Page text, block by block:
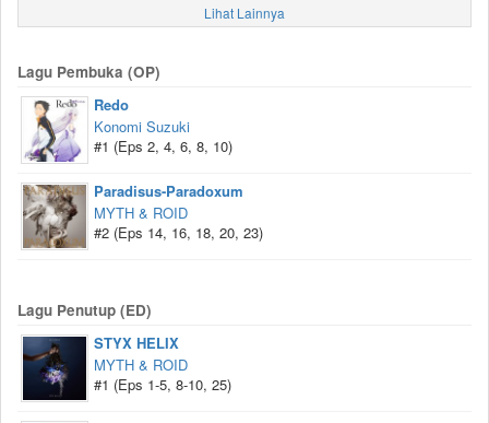
Lihat Lainnya
Lagu Pembuka (OP)
Redo
Konomi Suzuki
#1 (Eps 2, 4, 6, 8, 10)
Paradisus-Paradoxum
MYTH & ROID
#2 (Eps 14, 16, 18, 20, 23)
Lagu Penutup (ED)
STYX HELIX
MYTH & ROID
#1 (Eps 1-5, 8-10, 25)